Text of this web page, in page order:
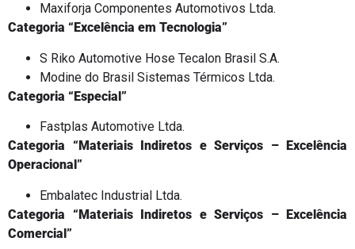
Maxiforja Componentes Automotivos Ltda.
Categoria “Excelência em Tecnologia”
S Riko Automotive Hose Tecalon Brasil S.A.
Modine do Brasil Sistemas Térmicos Ltda.
Categoria “Especial”
Fastplas Automotive Ltda.
Categoria “Materiais Indiretos e Serviços – Excelência
Operacional”
Embalatec Industrial Ltda.
Categoria “Materiais Indiretos e Serviços – Excelência
Comercial”